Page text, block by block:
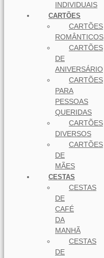
INDIVIDUAIS
CARTÕES
CARTÕES
ROMÂNTICOS
CARTÕES
DE
ANIVERSÁRIO
CARTÕES
PARA
PESSOAS
QUERIDAS
CARTÕES
DIVERSOS
CARTÕES
DE
MÃES
CESTAS
CESTAS
DE
CAFÉ
DA
MANHÃ
CESTAS
DE